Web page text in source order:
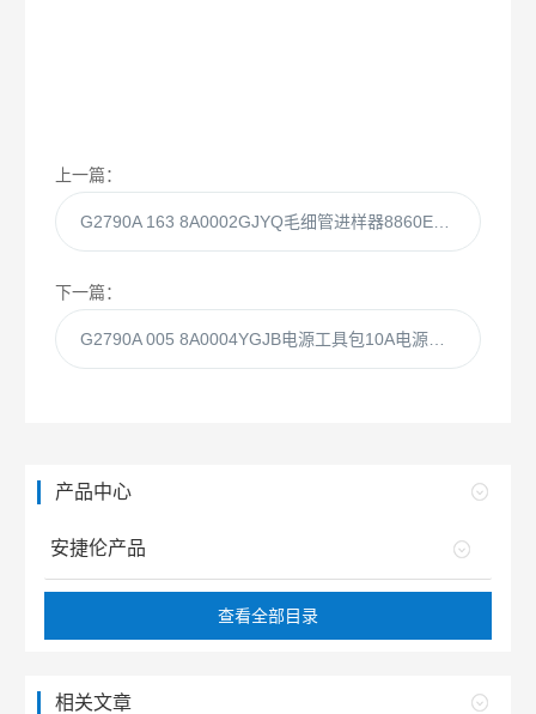
上一篇：
下一篇：
产品中心
安捷伦产品
查看全部目录
相关文章